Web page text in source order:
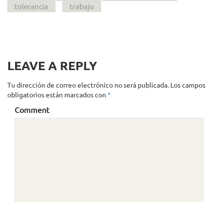
tolerancia
trabajo
LEAVE A REPLY
Tu dirección de correo electrónico no será publicada. Los campos
obligatorios están marcados con *
Comment